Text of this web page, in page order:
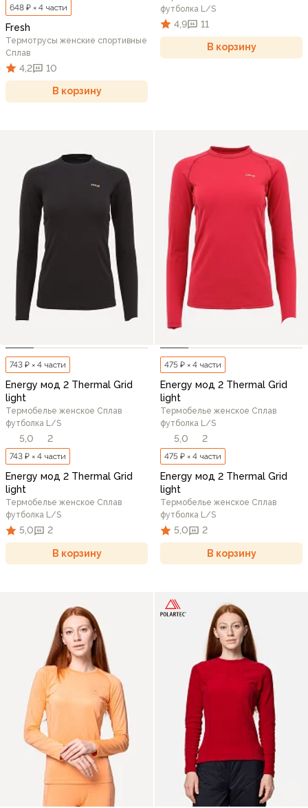
648 ₽ × 4 части
Fresh
Термотрусы женские спортивные
Сплав
4,2 10
В корзину
футболка L/S
4,9 11
В корзину
743 ₽ × 4 части
Energy мод 2 Thermal Grid
light
Термобелье женское Сплав
футболка L/S
5,0 2
743 ₽ × 4 части
Energy мод 2 Thermal Grid
light
Термобелье женское Сплав
футболка L/S
5,0 2
В корзину
475 ₽ × 4 части
Energy мод 2 Thermal Grid
light
Термобелье женское Сплав
футболка L/S
5,0 2
475 ₽ × 4 части
Energy мод 2 Thermal Grid
light
Термобелье женское Сплав
футболка L/S
5,0 2
В корзину